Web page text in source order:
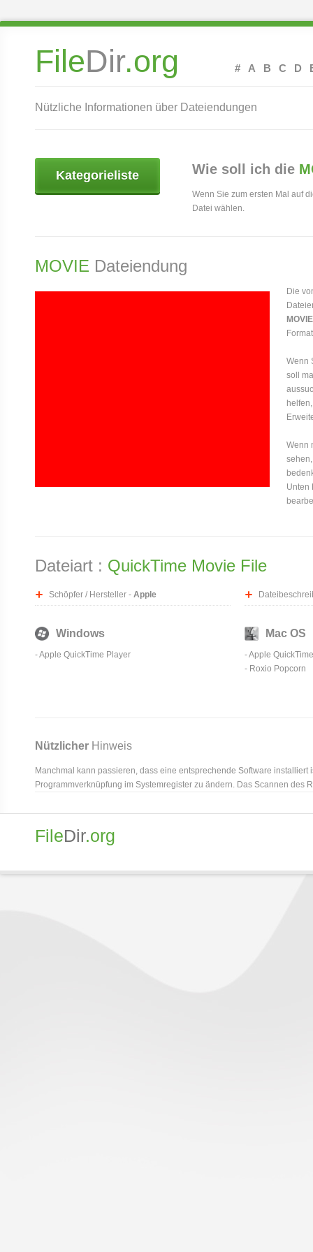
FileDir.org # A B C D
Nützliche Informationen über Dateiendungen
Kategorieliste Wie soll ich die
Wenn Sie zum ersten Mal auf
Datei wählen.
MOVIE Dateiendung
Die
MOVIE
Wenn
soll
Wenn
Unten
Dateiart : QuickTime Movie File
Schöpfer / Hersteller - Apple
Windows
-Apple QuickTime Player
Mac OS
-Apple
- Roxio Popcorn
Nützlicher Hinweis
Manchmal kann passieren, dass eine entsprechende Software
Programmverknüpfung im Systemregister zu ändern. Das Scannen
FileDir.org